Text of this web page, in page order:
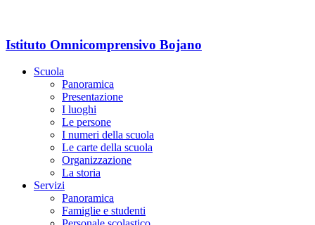
Istituto Omnicomprensivo Bojano
Scuola
Panoramica
Presentazione
I luoghi
Le persone
I numeri della scuola
Le carte della scuola
Organizzazione
La storia
Servizi
Panoramica
Famiglie e studenti